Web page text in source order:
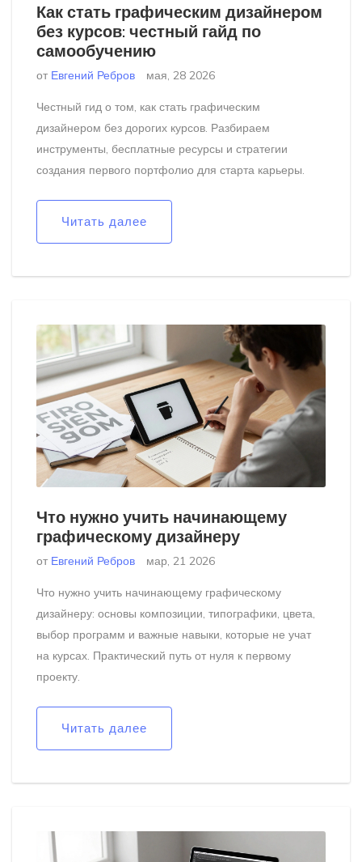
Как стать графическим дизайнером
без курсов: честный гайд по
самообучению
от Евгений Ребров мая, 28 2026
Честный гид о том, как стать графическим
дизайнером без дорогих курсов. Разбираем
инструменты, бесплатные ресурсы и стратегии
создания первого портфолио для старта карьеры.
Читать далее
Что нужно учить начинающему
графическому дизайнеру
от Евгений Ребров мар, 21 2026
Что нужно учить начинающему графическому
дизайнеру: основы композиции, типографики, цвета,
выбор программ и важные навыки, которые не учат
на курсах. Практический путь от нуля к первому
проекту.
Читать далее